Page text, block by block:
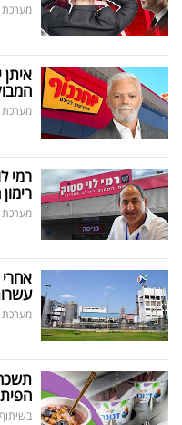
מערכת ice
המבוקש
מערכת ice
רמי
מערכת ice
מערכת ice